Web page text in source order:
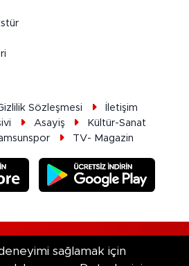
Sözleşmesi
İletişim
Asayiş
Kültür-Sanat
TV- Magazin
© 2026. Her hakkı saklıdır.
sağlamak için